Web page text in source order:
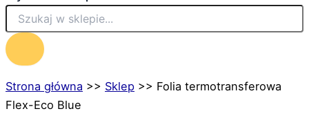
Strona główna >> Sklep >> Folia termotransferowa
Flex-Eco Blue